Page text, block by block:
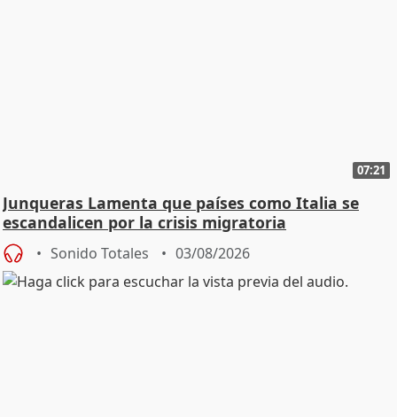
07:21
Junqueras Lamenta que países como Italia se
escandalicen por la crisis migratoria
Sonido Totales 03/08/2026